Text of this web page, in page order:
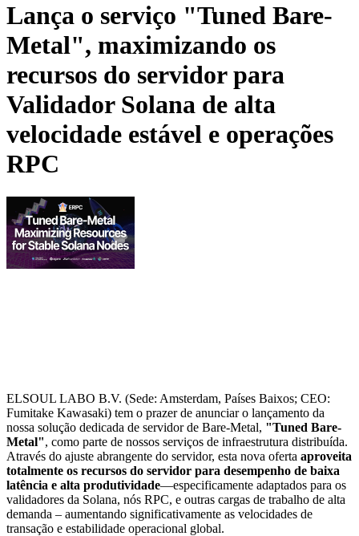
Lança o serviço "Tuned Bare-
Metal", maximizando os
recursos do servidor para
Validador Solana de alta
velocidade estável e operações
RPC
ELSOUL LABO B.V. (Sede: Amsterdam, Países Baixos; CEO:
Fumitake Kawasaki) tem o prazer de anunciar o lançamento da
nossa solução dedicada de servidor de Bare-Metal, "Tuned Bare-
Metal", como parte de nossos serviços de infraestrutura distribuída.
Através do ajuste abrangente do servidor, esta nova oferta aproveita
totalmente os recursos do servidor para desempenho de baixa
latência e alta produtividade—especificamente adaptados para os
validadores da Solana, nós RPC, e outras cargas de trabalho de alta
demanda – aumentando significativamente as velocidades de
transação e estabilidade operacional global.